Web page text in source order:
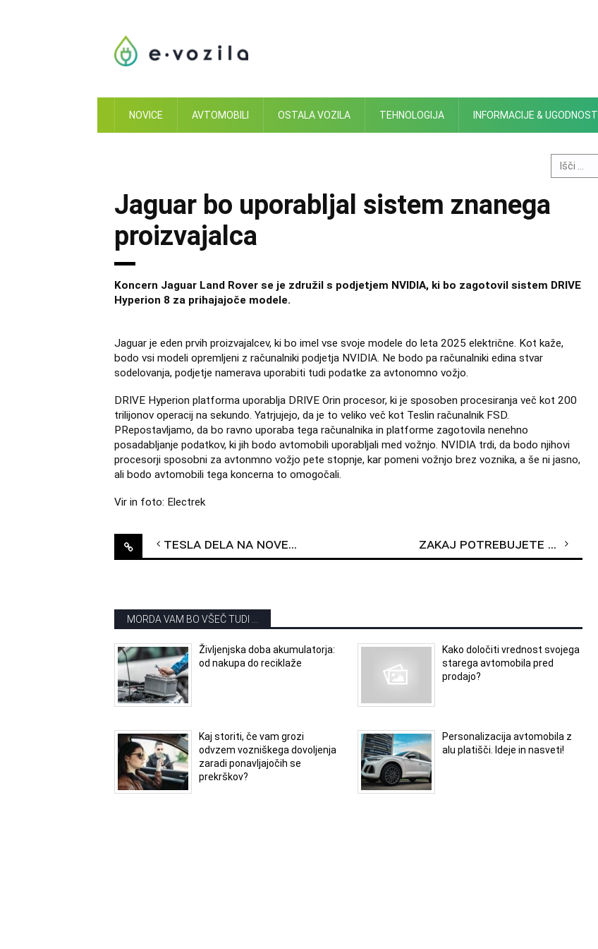
NOVICE AVTOMOBILI OSTALA VOZILA TEHNOLOGIJA INFORMACIJE & UGODNOSTI
Search
for:
Jaguar bo uporabljal sistem znanega
proizvajalca
Koncern Jaguar Land Rover se je združil s podjetjem NVIDIA, ki bo zagotovil sistem DRIVE
Hyperion 8 za prihajajoče modele.
Jaguar je eden prvih proizvajalcev, ki bo imel vse svoje modele do leta 2025 električne. Kot kaže,
bodo vsi modeli opremljeni z računalniki podjetja NVIDIA. Ne bodo pa računalniki edina stvar
sodelovanja, podjetje namerava uporabiti tudi podatke za avtonomno vožjo.
DRIVE Hyperion platforma uporablja DRIVE Orin procesor, ki je sposoben procesiranja več kot 200
trilijonov operacij na sekundo. Yatrjujejo, da je to veliko več kot Teslin računalnik FSD.
PRepostavljamo, da bo ravno uporaba tega računalnika in platforme zagotovila nenehno
posadabljanje podatkov, ki jih bodo avtomobili uporabljali med vožnjo. NVIDIA trdi, da bodo njihovi
procesorji sposobni za avtonmno vožjo pete stopnje, kar pomeni vožnjo brez voznika, a še ni jasno,
ali bodo avtomobili tega koncerna to omogočali.
Vir in foto: Electrek
PostTesla dela na novem prototipu Zakaj potrebujete delovno obutev?
MORDA VAM BO VŠEČ TUDI ...
Življenjska doba akumulatorja:
od nakupa do reciklaže
Kako določiti vrednost svojega
starega avtomobila pred
prodajo?
Kaj storiti, če vam grozi
odvzem vozniškega dovoljenja
zaradi ponavljajočih se
prekrškov?
Personalizacija avtomobila z
alu platišči. Ideje in nasveti!